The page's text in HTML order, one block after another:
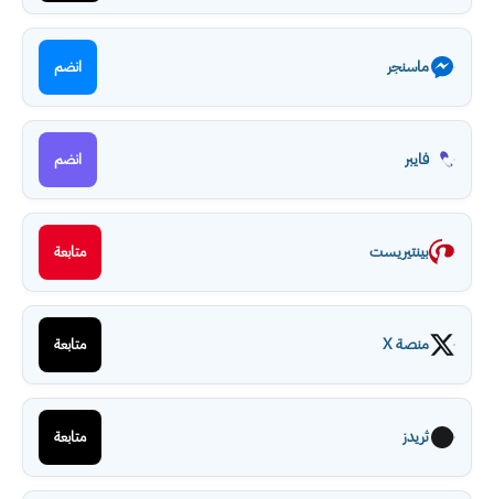
ماسنجر انضم
فايبر انضم
بينتيريست متابعة
منصة X متابعة
ثريدز متابعة